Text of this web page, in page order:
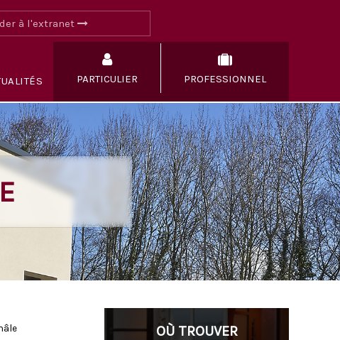
à l'extranet
PARTICULIER PROFESSIONNEL
OÙ TROUVER